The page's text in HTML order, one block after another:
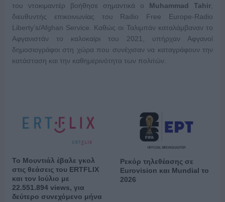
του ντοκιμαντέρ βοήθησε σημαντικά o Muhammad Tahir,
διευθυντής επικοινωνίας του Radio Free Europe-Radio
Liberty’s/Afghan Service. Καθώς οι Ταλιμπάν καταλάμβαναν το
Αφγανιστάν το καλοκαίρι του 2021, υπήρχαν Αφγανοί
δημοσιογράφοι στη χώρα που συνέχισαν να καταγράφουν την
κατάσταση και την καθημερινότητα των πολιτών.
Το Μουντιάλ έβαλε γκολ
στις θεάσεις του ERTFLIX
και τον Ιούλιο με
22.551.894 views, για
δεύτερο συνεχόμενο μήνα
Ρεκόρ τηλεθέασης σε
Eurovision και Mundial το
2026